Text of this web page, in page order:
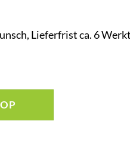
Lieferfrist ca. 6